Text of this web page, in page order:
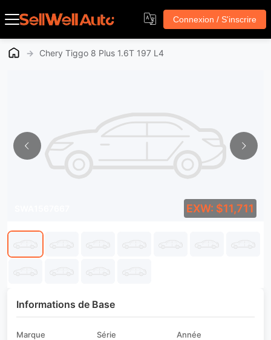
Connexion / S'inscrire
→ Chery Tiggo 8 Plus 1.6T 197 L4
EXW: $11,711
Informations de Base
Marque
Série
Année